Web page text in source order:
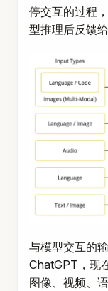
停交互的过程
型推理后反馈
与模型交互的
ChatGPT，现
图像、视频、